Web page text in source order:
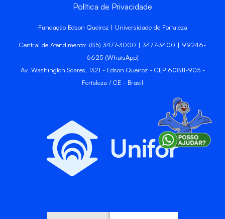
Política de Privacidade
Fundação Edson Queiroz | Universidade de Fortaleza
Central de Atendimento: (85) 3477-3000 | 3477-3400 | 99246-
6625 (WhatsApp)
Av. Washington Soares, 1321 - Edson Queiroz - CEP 60811-905 -
Fortaleza / CE - Brasil